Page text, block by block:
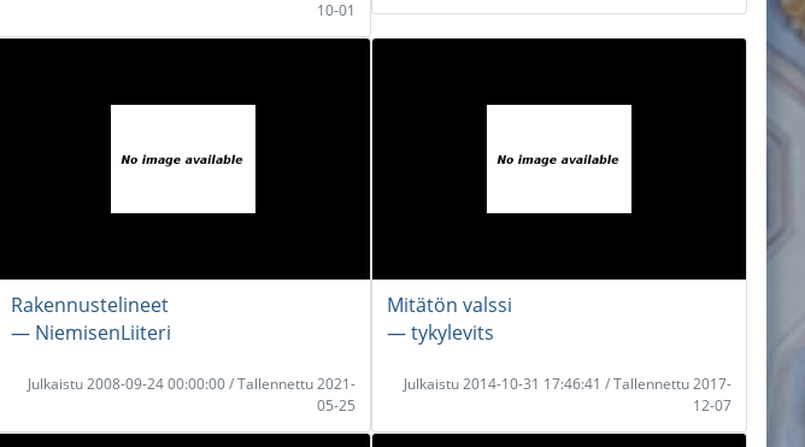
10-01
Rakennustelineet
― NiemisenLiiteri
Julkaistu 2008-09-24 00:00:00 / Tallennettu 2021-
05-25
Mitätön valssi
― tykylevits
Julkaistu 2014-10-31 17:46:41 / Tallennettu 2017-
12-07